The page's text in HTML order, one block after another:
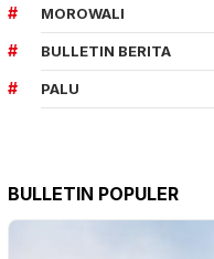
MOROWALI
BULLETIN BERITA
PALU
BULLETIN POPULER